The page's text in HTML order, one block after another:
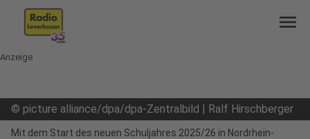
menu
Anzeige
© picture alliance/dpa/dpa-Zentralbild | Ralf Hirschberger
Mit dem Start des neuen Schuljahres 2025/26 in Nordrhein-